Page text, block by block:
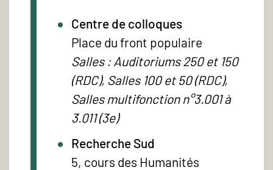
Centre de colloques
Place du front populaire
Salles : Auditoriums 250 et 150
(RDC), Salles 100 et 50 (RDC),
Salles multifonction n°3.001 à
3.011 (3e)
Recherche Sud
5, cours des Humanités